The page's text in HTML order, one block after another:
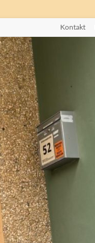
Kontakt